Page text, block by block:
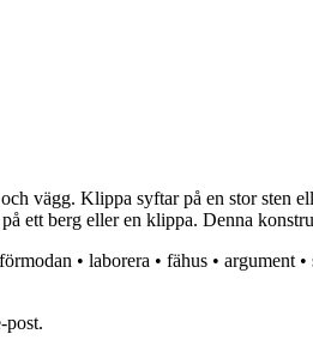
vägg. Klippa syftar på en stor sten
ett berg eller en klippa. Denna
förmodan • laborera • fähus • argument •
post.